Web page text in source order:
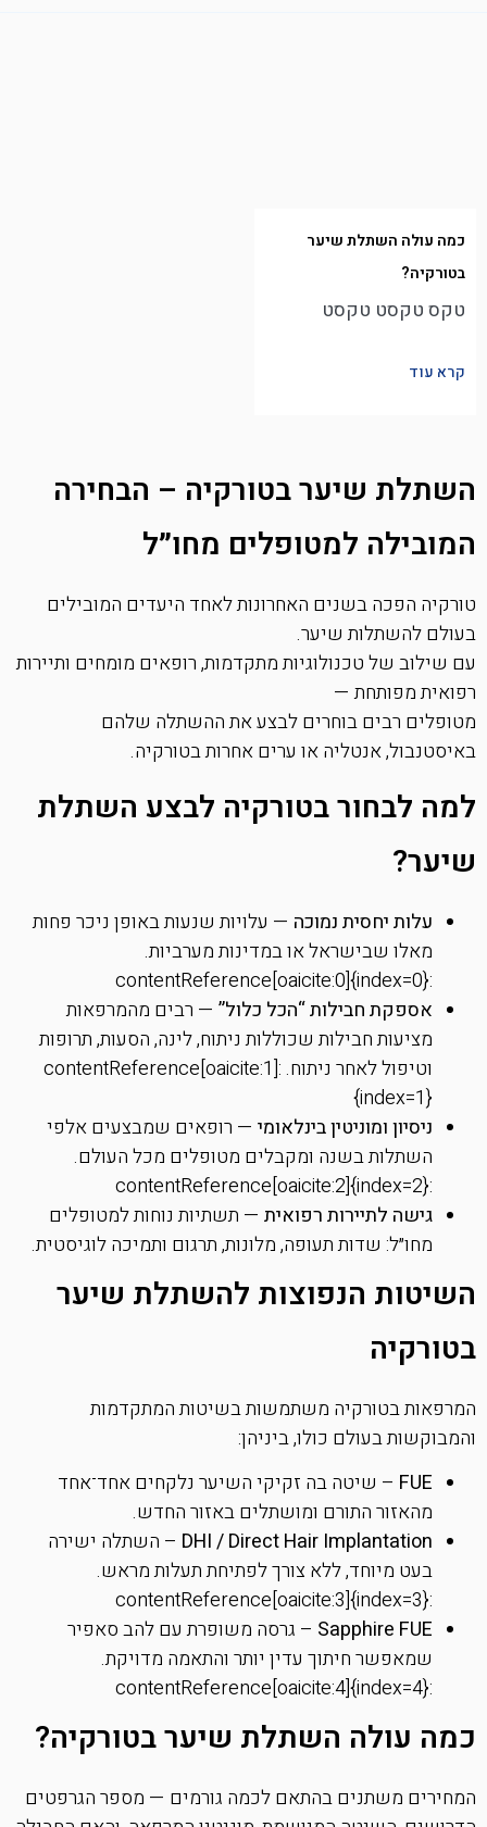
כמה עולה השתלת שיער
בטורקיה?
טקס טקסט טקסט
קרא עוד
השתלת שיער בטורקיה – הבחירה
המובילה למטופלים מחו״ל
טורקיה הפכה בשנים האחרונות לאחד היעדים המובילים
בעולם להשתלות שיער.
עם שילוב של טכנולוגיות מתקדמות, רופאים מומחים ותיירות
רפואית מפותחת —
מטופלים רבים בוחרים לבצע את ההשתלה שלהם
באיסטנבול, אנטליה או ערים אחרות בטורקיה.
למה לבחור בטורקיה לבצע השתלת
שיער?
עלות יחסית נמוכה — עלויות שנעות באופן ניכר פחות
מאלו שבישראל או במדינות מערביות.
:contentReference[oaicite:0]{index=0}
אספקת חבילות “הכל כלול” — רבים מהמרפאות
מציעות חבילות שכוללות ניתוח, לינה, הסעות, תרופות
וטיפול לאחר ניתוח. :contentReference[oaicite:1]
{index=1}
ניסיון ומוניטין בינלאומי — רופאים שמבצעים אלפי
השתלות בשנה ומקבלים מטופלים מכל העולם.
:contentReference[oaicite:2]{index=2}
גישה לתיירות רפואית — תשתיות נוחות למטופלים
מחו״ל: שדות תעופה, מלונות, תרגום ותמיכה לוגיסטית.
השיטות הנפוצות להשתלת שיער
בטורקיה
המרפאות בטורקיה משתמשות בשיטות המתקדמות
והמבוקשות בעולם כולו, ביניהן:
FUE – שיטה בה זקיקי השיער נלקחים אחד־אחד
מהאזור התורם ומושתלים באזור החדש.
DHI / Direct Hair Implantation – השתלה ישירה
בעט מיוחד, ללא צורך לפתיחת תעלות מראש.
:contentReference[oaicite:3]{index=3}
Sapphire FUE – גרסה משופרת עם להב סאפיר
שמאפשר חיתוך עדין יותר והתאמה מדויקת.
:contentReference[oaicite:4]{index=4}
כמה עולה השתלת שיער בטורקיה?
המחירים משתנים בהתאם לכמה גורמים — מספר הגרפטים